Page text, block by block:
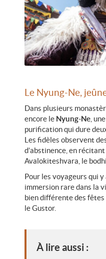
Le Nyung-Ne,
Dans plusieurs
encore le Nyung-Ne,
purification qui dure
Les fidèles observent
d’abstinence, en
Avalokiteshvara, le
Pour les voyageurs qui y
immersion rare dans la
bien différente des
le Gustor.
À lire aussi :